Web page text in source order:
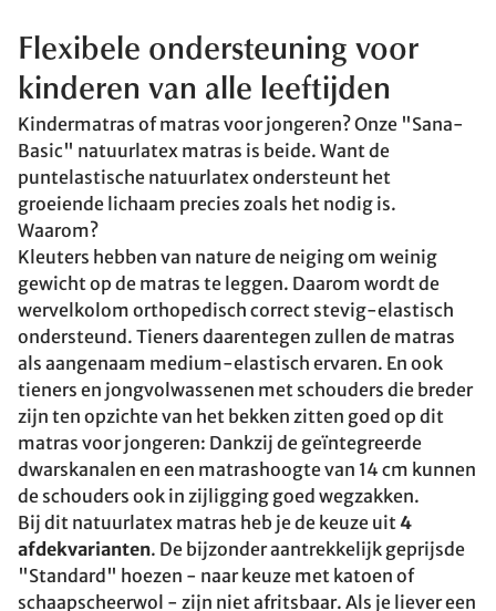
Flexibele ondersteuning voor
kinderen van alle leeftijden
Kindermatras of matras voor jongeren? Onze "Sana-
Basic" natuurlatex matras is beide. Want de
puntelastische natuurlatex ondersteunt het
groeiende lichaam precies zoals het nodig is.
Waarom?
Kleuters hebben van nature de neiging om weinig
gewicht op de matras te leggen. Daarom wordt de
wervelkolom orthopedisch correct stevig-elastisch
ondersteund. Tieners daarentegen zullen de matras
als aangenaam medium-elastisch ervaren. En ook
tieners en jongvolwassenen met schouders die breder
zijn ten opzichte van het bekken zitten goed op dit
matras voor jongeren: Dankzij de geïntegreerde
dwarskanalen en een matrashoogte van 14 cm kunnen
de schouders ook in zijligging goed wegzakken.
Bij dit natuurlatex matras heb je de keuze uit4
afdekvarianten. De bijzonder aantrekkelijk geprijsde
"Standard" hoezen - naar keuze met katoen of
schaapscheerwol - zijn niet afritsbaar. Als je liever een